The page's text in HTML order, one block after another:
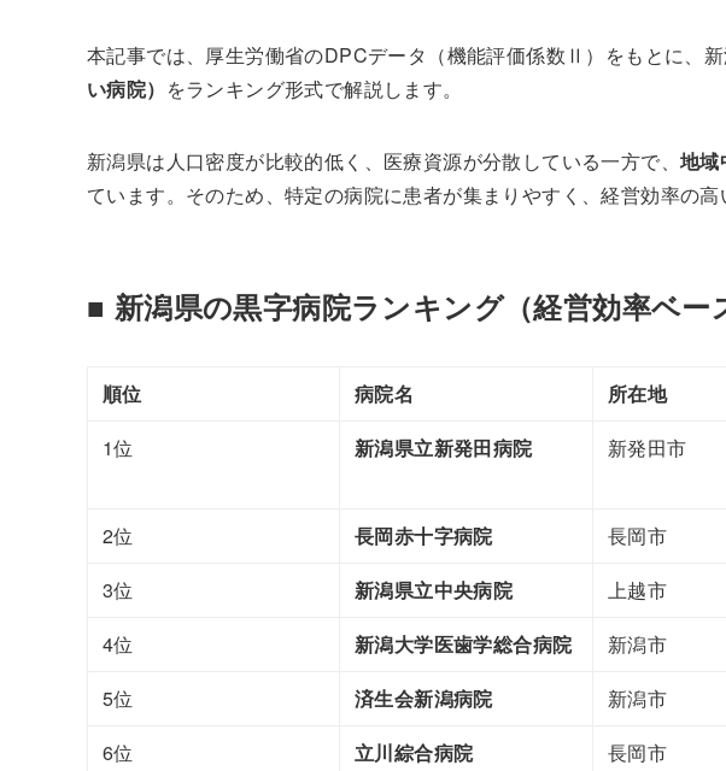
本記事では、厚生労働省のDPCデータ（機能評価係数Ⅱ）をもとに、
い病院） をランキング形式で解説します。
新潟県は人口密度が比較的低く、医療資源が分散している一方で、 地域
ています。そのため、特定の病院に患者が集まりやすく、経営効率の高
■ 新潟県の黒字病院ランキング（経営効率ベー
順位 病院名 所在地
1位
新潟県立新発田病院 新発田市
2位
長岡赤十字病院 長岡市
3位
新潟県立中央病院 上越市
4位
新潟大学医歯学総合病院 新潟市
5位
済生会新潟病院 新潟市
6位
立川綜合病院 長岡市